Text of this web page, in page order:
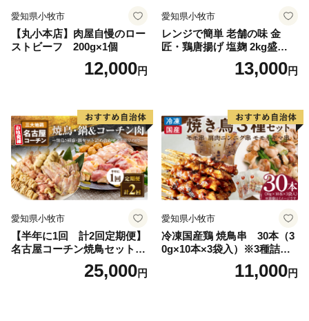
愛知県小牧市
【丸小本店】肉屋自慢のロー
ストビーフ 200g×1個
12,000円
愛知県小牧市
レンジで簡単 老舗の味 金
匠・鶏唐揚げ 塩麹 2kg盛りセ
ット（500g×4袋） からあげ
レンジ 冷凍 調理済み 味付き
便利 レンジ 自然解凍 弁当 お
かず 惣菜 食品 おつまみ グル
メ お取り寄せ 小牧市 送料無
料
13,000円
愛知県小牧市
【半年に1回 計2回定期便】
名古屋コーチン焼鳥セット・
名古屋コーチン鍋&名古屋コ
ーチン1羽分セット25,000円
愛知県小牧市
冷凍国産鶏 焼鳥串 30本（3
0g×10本×3袋入）※3種詰め
合わせ 焼き鳥 おつまみ バー
ベキュー 小分け 国産 鶏肉 焼
11,000円